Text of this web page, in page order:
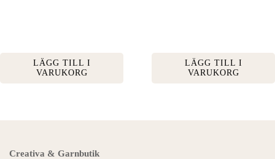
LÄGG TILL I
VARUKORG
LÄGG TILL I
VARUKORG
Creativa & Garnbutik